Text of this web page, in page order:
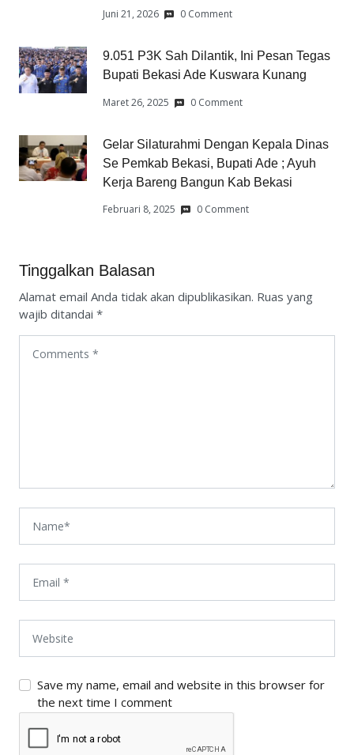
Juni 21, 2026 0 Comment
9.051 P3K Sah Dilantik, Ini Pesan Tegas
Bupati Bekasi Ade Kuswara Kunang
Maret 26, 2025 0 Comment
Gelar Silaturahmi Dengan Kepala Dinas
Se Pemkab Bekasi, Bupati Ade ; Ayuh
Kerja Bareng Bangun Kab Bekasi
Februari 8, 2025 0 Comment
Tinggalkan Balasan
Alamat email Anda tidak akan dipublikasikan. Ruas yang
wajib ditandai *
Save my name, email and website in this browser for
the next time I comment